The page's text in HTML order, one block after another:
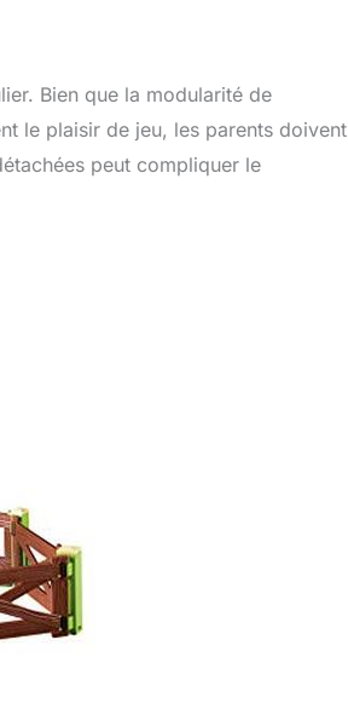
Bien que la modularité de
le plaisir de jeu, les parents doivent
peut compliquer le